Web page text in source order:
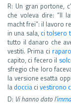
R: Un gran portone,
che voleva dire: “Il
macht frei”: il lavoro
in una sala, ci tolsero
tutto il danaro che
vestiti. Prima ci
capito, ci fecero il
sfregio che loro
la versione esatta
la doccia ci vestirono
D: Vi hanno dato l’